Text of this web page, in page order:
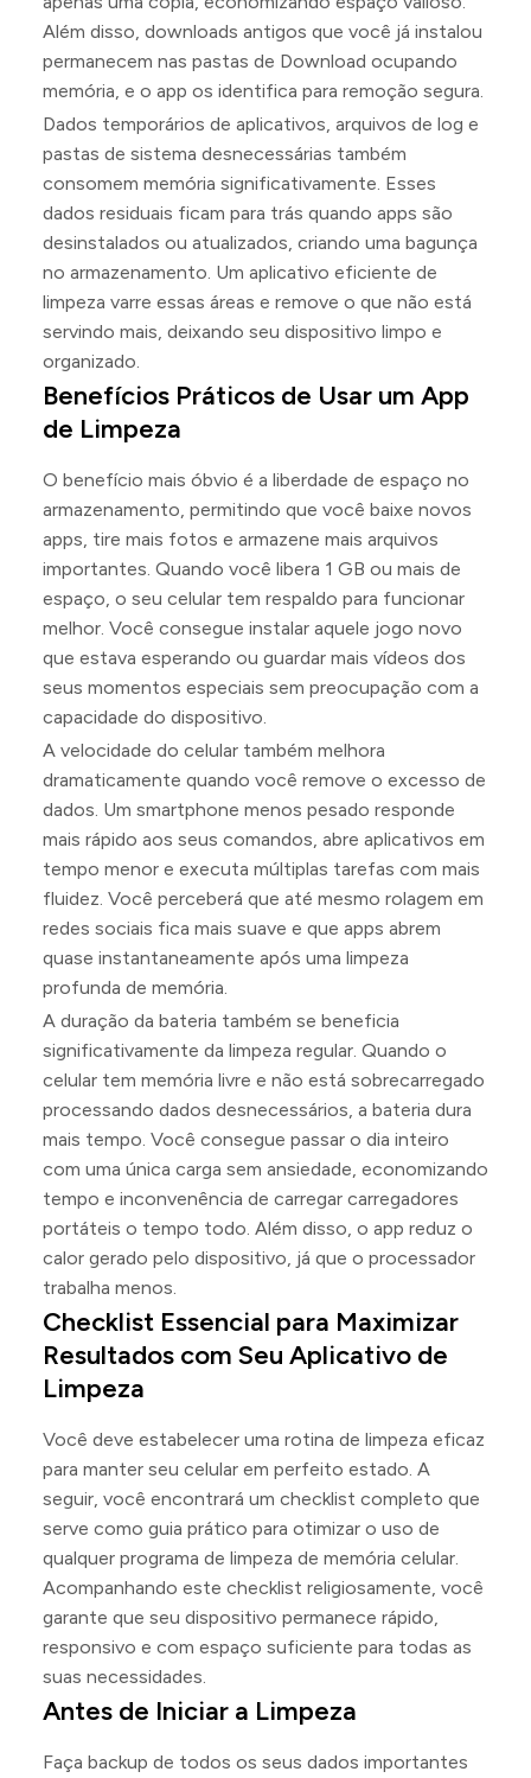
Além disso, downloads antigos que você já instalou
permanecem nas pastas de Download ocupando
memória, e o app os identifica para remoção segura.
Dados temporários de aplicativos, arquivos de log e
pastas de sistema desnecessárias também
consomem memória significativamente. Esses
dados residuais ficam para trás quando apps são
desinstalados ou atualizados, criando uma bagunça
no armazenamento. Um aplicativo eficiente de
limpeza varre essas áreas e remove o que não está
servindo mais, deixando seu dispositivo limpo e
organizado.
Benefícios Práticos de Usar um App
de Limpeza
O benefício mais óbvio é a liberdade de espaço no
armazenamento, permitindo que você baixe novos
apps, tire mais fotos e armazene mais arquivos
importantes. Quando você libera 1 GB ou mais de
espaço, o seu celular tem respaldo para funcionar
melhor. Você consegue instalar aquele jogo novo
que estava esperando ou guardar mais vídeos dos
seus momentos especiais sem preocupação com a
capacidade do dispositivo.
A velocidade do celular também melhora
dramaticamente quando você remove o excesso de
dados. Um smartphone menos pesado responde
mais rápido aos seus comandos, abre aplicativos em
tempo menor e executa múltiplas tarefas com mais
fluidez. Você perceberá que até mesmo rolagem em
redes sociais fica mais suave e que apps abrem
quase instantaneamente após uma limpeza
profunda de memória.
A duração da bateria também se beneficia
significativamente da limpeza regular. Quando o
celular tem memória livre e não está sobrecarregado
processando dados desnecessários, a bateria dura
mais tempo. Você consegue passar o dia inteiro
com uma única carga sem ansiedade, economizando
tempo e inconvenência de carregar carregadores
portáteis o tempo todo. Além disso, o app reduz o
calor gerado pelo dispositivo, já que o processador
trabalha menos.
Checklist Essencial para Maximizar
Resultados com Seu Aplicativo de
Limpeza
Você deve estabelecer uma rotina de limpeza eficaz
para manter seu celular em perfeito estado. A
seguir, você encontrará um checklist completo que
serve como guia prático para otimizar o uso de
qualquer programa de limpeza de memória celular.
Acompanhando este checklist religiosamente, você
garante que seu dispositivo permanece rápido,
responsivo e com espaço suficiente para todas as
suas necessidades.
Antes de Iniciar a Limpeza
Faça backup de todos os seus dados importantes